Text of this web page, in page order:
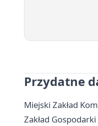
Przydatne
Miejski Zakład
Zakład